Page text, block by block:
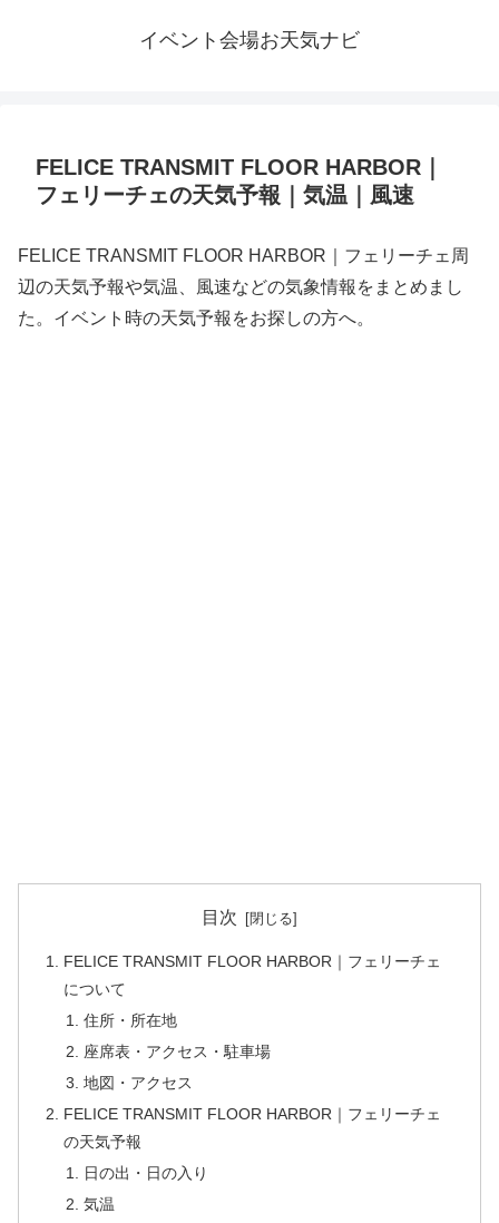
イベント会場お天気ナビ
FELICE TRANSMIT FLOOR HARBOR｜
フェリーチェの天気予報｜気温｜風速
FELICE TRANSMIT FLOOR HARBOR｜フェリーチェ周
辺の天気予報や気温、風速などの気象情報をまとめまし
た。イベント時の天気予報をお探しの方へ。
目次
FELICE TRANSMIT FLOOR HARBOR｜フェリーチェ
について
住所・所在地
座席表・アクセス・駐車場
地図・アクセス
FELICE TRANSMIT FLOOR HARBOR｜フェリーチェ
の天気予報
日の出・日の入り
気温